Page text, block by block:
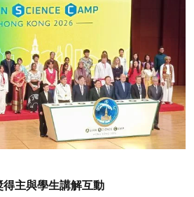
主與學生講解互動